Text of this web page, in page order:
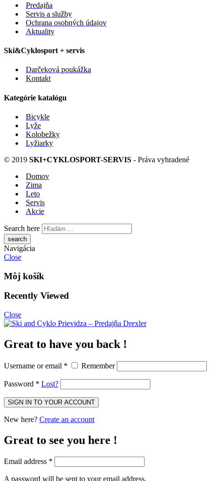
Predajňa
Servis a služby
Ochrana osobných údajov
Aktuality
Ski&Cyklosport + servis
Darčeková poukážka
Kontakt
Kategórie katalógu
Bicykle
Lyže
Kolobežky
Lyžiarky
© 2019 SKI+CYKLOSPORT-SERVIS - Práva vyhradené
Domov
Zima
Leto
Servis
Akcie
Search here
Navigácia
Close
Môj košík
Recently Viewed
Close
Great to have you back !
Username or email * Remember
Password * Lost?
New here? Create an account
Great to see you here !
Email address *
A password will be sent to your email address.